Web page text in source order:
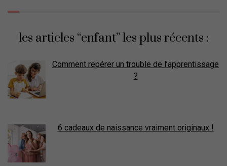
les articles “enfant” les plus récents :
Comment repérer un trouble de l’apprentissage
?
6 cadeaux de naissance vraiment originaux !